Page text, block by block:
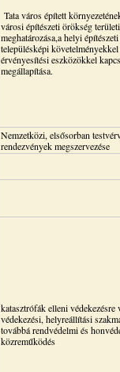
Tata város épített
városi építészeti örökség
meghatározása,a helyi
településképi
érvényesítési eszközökkel
megállapítása.
Nemzetközi, elsősorban
rendezvények megszervezése
katasztrófák elleni védekezésre
védekezési, helyreállítási
továbbá rendvédelmi és
közreműködés